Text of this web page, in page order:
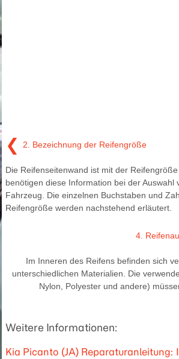
❮ 2. Bezeichnung der Reifengröße
Die Reifenseitenwand ist mit der
benötigen diese Information bei der Auswahl
Fahrzeug. Die einzelnen Buchstaben und
Reifengröße werden nachstehend erläutert.
4.
Im Inneren des Reifens befinden sich
unterschiedlichen Materialien. Die
Nylon, Polyester und andere)
Weitere Informationen:
Kia Picanto (JA) Reparaturanleitung: